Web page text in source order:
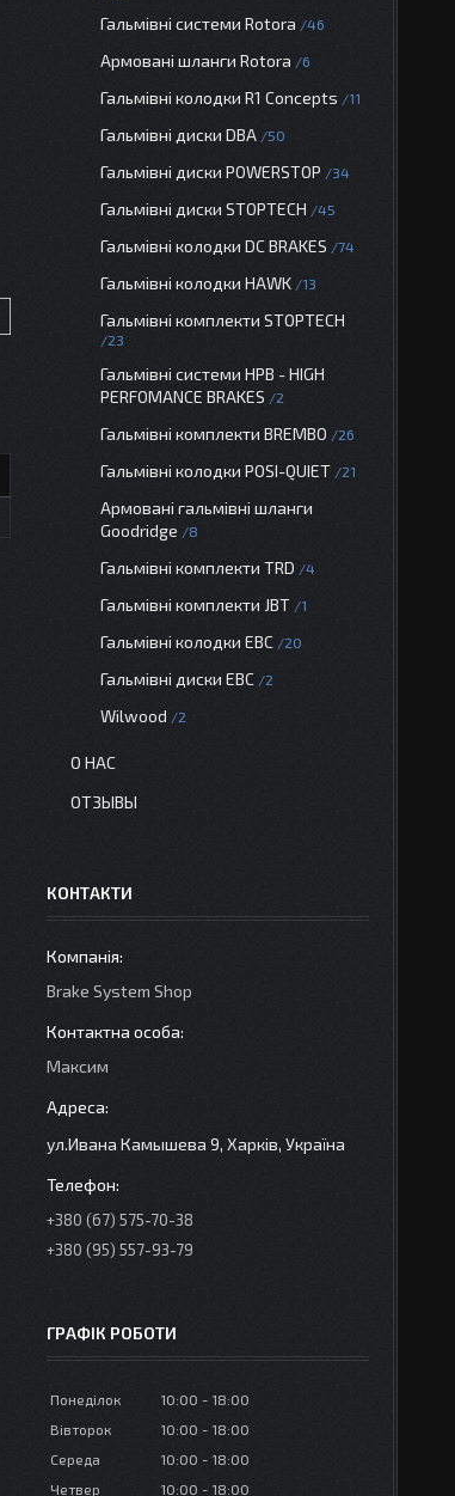
Гальмівні системи Rotora 46
Армовані шланги Rotora 6
Гальмівні колодки R1 Concepts 11
Гальмівні диски DBA 50
Гальмівні диски POWERSTOP 34
Гальмівні диски STOPTECH 45
Гальмівні колодки DC BRAKES 74
Гальмівні колодки HAWK 13
Гальмівні комплекти STOPTECH
23
Гальмівні системи HPB - HIGH
PERFOMANCE BRAKES
2
Гальмівні комплекти BREMBO 26
Гальмівні колодки POSI-QUIET 21
Армовані гальмівні шланги
Goodridge
8
Гальмівні комплекти TRD 4
Гальмівні комплекти JBT 1
Гальмівні колодки EBC 20
Гальмівні диски EBC 2
Wilwood 2
О НАС
ОТЗЫВЫ
КОНТАКТИ
Brake System Shop
Максим
ул.Ивана Камышева 9, Харків, Україна
+380 (67) 575-70-38
+380 (95) 557-93-79
ГРАФІК РОБОТИ
Понеділок 10:00
18:00
Вівторок
10:00
18:00
Середа
10:00
18:00
Четвер
10:00 18:00